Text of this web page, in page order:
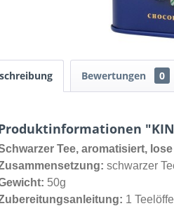
Bewertungen 0
Tee, aromatisiert, lose
schwarzer
50g
1